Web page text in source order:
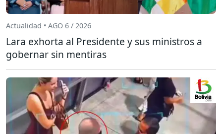
Actualidad • AGO 6 / 2026
Lara exhorta al Presidente y sus ministros a
gobernar sin mentiras